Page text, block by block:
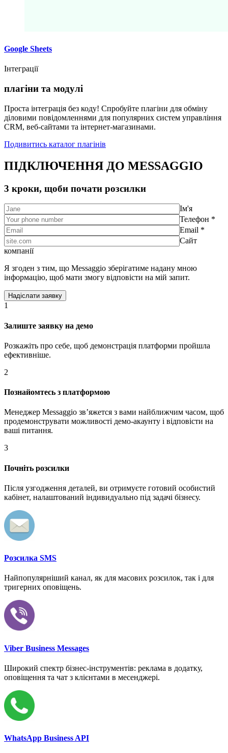
Google Sheets
Інтеграції
плагіни та модулі
Проста інтеграція без коду! Спробуйте плагіни для обміну
діловими повідомленнями для популярних систем управління
CRM, веб-сайтами та інтернет-магазинами.
Подивитись каталог плагінів
ПІДКЛЮЧЕННЯ ДО MESSAGGIO
3 кроки, щоби почати розсилки
Ім'я
Телефон *
Email *
Сайт
компанії
Я згоден з тим, що Messaggio зберігатиме надану мною
інформацію, щоб мати змогу відповісти на мій запит.
1
Залиште заявку на демо
Розкажіть про себе, щоб демонстрація платформи пройшла
ефективніше.
2
Познайомтесь з платформою
Менеджер Messaggio звʼяжется з вами найближчим часом, щоб
продемонструвати можливості демо-акаунту і відповісти на
ваші питання.
3
Почніть розсилки
Після узгодження деталей, ви отримуєте готовий особистий
кабінет, налаштований індивидуально під задачі бізнесу.
Розсилка SMS
Найпопулярніший канал, як для масових розсилок, так і для
тригерних оповіщень.
Viber Business Messages
Широкий спектр бізнес-інструментів: реклама в додатку,
оповіщення та чат з клієнтами в месенджері.
WhatsApp Business API